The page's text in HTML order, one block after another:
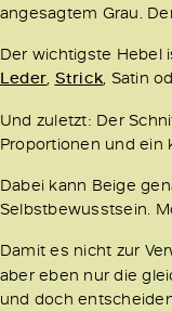
angesagtem Grau.
Der wichtigste Hebel
Leder, Strick, Satin
Und zuletzt: Der
Proportionen und ein
Dabei kann Beige
Selbstbewusstsein.
Damit es nicht zur
aber eben nur die
und doch